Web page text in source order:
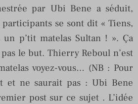
par Ubi Bene a séduit,
se sont dit « Tiens,
un p’tit matelas Sultan ! ». Ça
le but. Thierry Reboul n’est
voyez-vous… (NB : Pour
et ne saurait pas : Ubi Bene
post sur ce sujet . L’idée